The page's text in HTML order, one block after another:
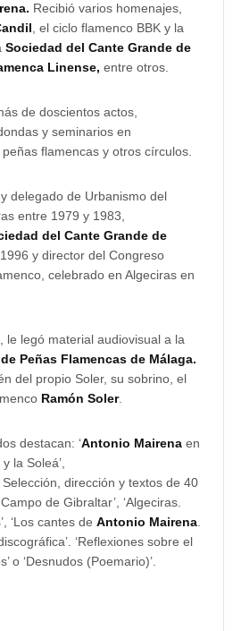
Recibió varios homenajes,
, el ciclo flamenco BBK y la
Sociedad del Cante Grande de
Linense, entre otros.
de doscientos actos,
y seminarios en
flamencas y otros círculos.
delegado de Urbanismo del
entre 1979 y 1983,
del Cante Grande de
y director del Congreso
celebrado en Algeciras en
le legó material audiovisual a la
Peñas Flamencas de Málaga.
del propio Soler, su sobrino, el
Ramón Soler.
destacan: ‘Antonio Mairena en
la Soleá’,
Selección, dirección y textos de 40
de Gibraltar’, ‘Algeciras.
‘Los cantes de Antonio Mairena
‘Reflexiones sobre el
o ‘Desnudos (Poemario)’.